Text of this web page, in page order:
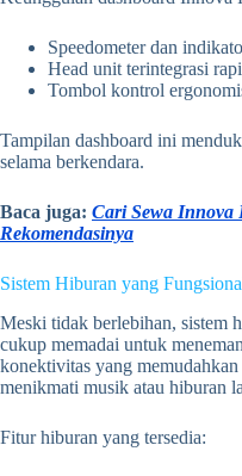
Speedometer dan
Head unit terintegrasi rapi
Tombol kontrol
Tampilan dashboard ini
selama berkendara.
Baca juga: Cari Sewa Innova
Rekomendasinya
Sistem Hiburan yang
Meski tidak berlebihan, sistem
cukup memadai untuk
konektivitas yang
menikmati musik atau hiburan
Fitur hiburan yang tersedia: